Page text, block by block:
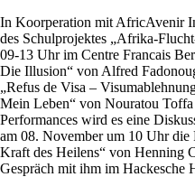
In Koorperation mit AfricAvenir
des Schulprojektes „Afrika-
09-13 Uhr im Centre Francais
Die Illusion“ von Alfred
„Refus de Visa –
Mein Leben“ von Nouratou
Performances wird es eine
am 08. November um 10 Uhr
Kraft des Heilens“ von Henning
Gespräch mit ihm im Hackesche